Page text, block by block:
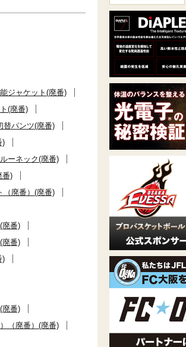
ジャケット(廃番)
(廃番)
替パンツ(廃番)
)
ーネック(廃番)
番)
（廃番）(廃番)
廃番)
廃番)
)
廃番)
（廃番）(廃番)